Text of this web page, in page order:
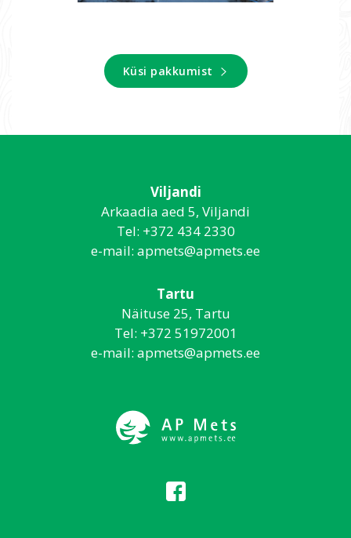
Küsi pakkumist
Viljandi
Arkaadia aed 5, Viljandi
Tel: +372 434 2330
e-mail: apmets@apmets.ee
Tartu
Näituse 25, Tartu
Tel: +372 51972001
e-mail: apmets@apmets.ee